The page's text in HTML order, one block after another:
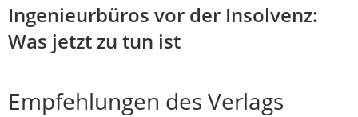
Ingenieurbüros vor der Insolvenz:
Was jetzt zu tun ist
Empfehlungen des Verlags